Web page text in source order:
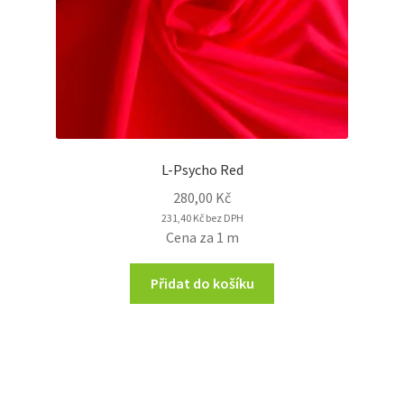
L-Psycho Red
280,00 Kč
231,40 Kčbez DPH
Cena za 1 m
Přidat do košíku